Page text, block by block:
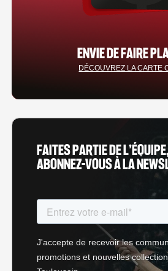
ENVIE DE FAIRE
DÉCOUVREZ LA CARTE
FAITES PARTIE DE
ABONNEZ-VOUS À LA